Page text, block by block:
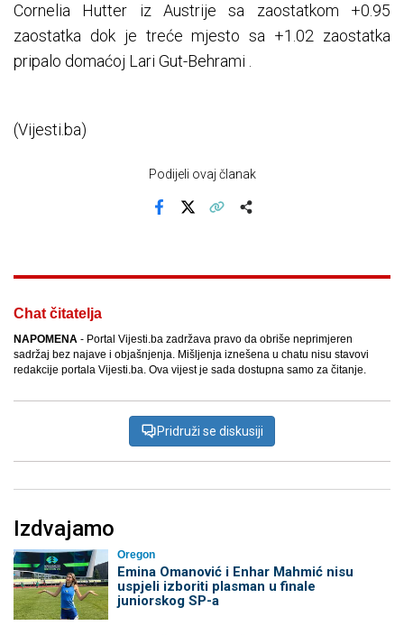
Cornelia Hutter iz Austrije sa zaostatkom +0.95
zaostatka dok je treće mjesto sa +1.02 zaostatka
pripalo domaćoj Lari Gut-Behrami .
(Vijesti.ba)
Podijeli ovaj članak
Chat čitatelja
NAPOMENA - Portal Vijesti.ba zadržava pravo da obriše neprimjeren
sadržaj bez najave i objašnjenja. Mišljenja iznešena u chatu nisu stavovi
redakcije portala Vijesti.ba. Ova vijest je sada dostupna samo za čitanje.
Pridruži se diskusiji
Izdvajamo
Oregon
Emina Omanović i Enhar Mahmić nisu
uspjeli izboriti plasman u finale
juniorskog SP-a